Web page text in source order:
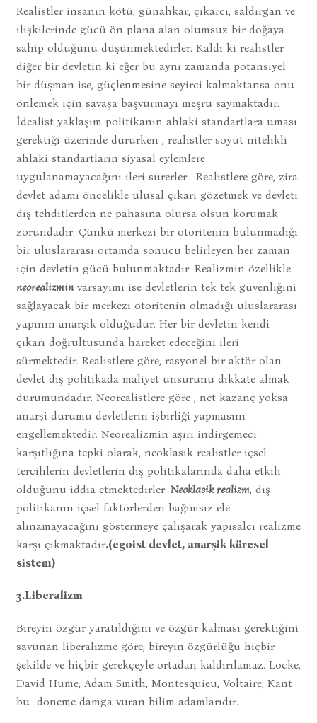
Realistler insanın kötü, günahkar, çıkarcı, saldırgan ve
ilişkilerinde gücü ön plana alan olumsuz bir doğaya
sahip olduğunu düşünmektedirler. Kaldı ki realistler
diğer bir devletin ki eğer bu aynı zamanda potansiyel
bir düşman ise, güçlenmesine seyirci kalmaktansa onu
önlemek için savaşa başvurmayı meşru saymaktadır.
İdealist yaklaşım politikanın ahlaki standartlara uması
gerektiği üzerinde dururken , realistler soyut nitelikli
ahlaki standartların siyasal eylemlere
uygulanamayacağını ileri sürerler. Realistlere göre, zira
devlet adamı öncelikle ulusal çıkarı gözetmek ve devleti
dış tehditlerden ne pahasına olursa olsun korumak
zorundadır. Çünkü merkezi bir otoritenin bulunmadığı
bir uluslararası ortamda sonucu belirleyen her zaman
için devletin gücü bulunmaktadır. Realizmin özellikle
neorealizminvarsayımı ise devletlerin tek tek güvenliğini
sağlayacak bir merkezi otoritenin olmadığı uluslararası
yapının anarşik olduğudur. Her bir devletin kendi
çıkarı doğrultusunda hareket edeceğini ileri
sürmektedir. Realistlere göre, rasyonel bir aktör olan
devlet dış politikada maliyet unsurunu dikkate almak
durumundadır. Neorealistlere göre , net kazanç yoksa
anarşi durumu devletlerin işbirliği yapmasını
engellemektedir. Neorealizmin aşırı indirgemeci
karşıtlığına tepki olarak, neoklasik realistler içsel
tercihlerin devletlerin dış politikalarında daha etkili
olduğunu iddia etmektedirler. Neoklasik realizm, dış
politikanın içsel faktörlerden bağımsız ele
alınamayacağını göstermeye çalışarak yapısalcı realizme
karşı çıkmaktadır.(egoist devlet, anarşik küresel
sistem)
3.Liberalizm
Bireyin özgür yaratıldığını ve özgür kalması gerektiğini
savunan liberalizme göre, bireyin özgürlüğü hiçbir
şekilde ve hiçbir gerekçeyle ortadan kaldırılamaz. Locke,
David Hume, Adam Smith, Montesquieu, Voltaire, Kant
bu döneme damga vuran bilim adamlarıdır.